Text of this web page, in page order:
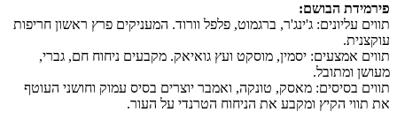
פירמידת הבושם:
תווים עליונים: ג'ינג'ר, ברגמוט, פלפל וורוד. המעניקים פרץ ראשון חריפות
עוקצנית.
תווים אמצעים: יסמין, מוסקט ועץ גואיאק. מקבעים ניחוח חם, גברי,
מעושן ומתובל.
תווים בסיסים: מאסק, טונקה, ואמבר יוצרים בסיס עמוק וחושני העוטף
את תווי הקיץ ומקבע את הניחוח הטרנדי על העור.